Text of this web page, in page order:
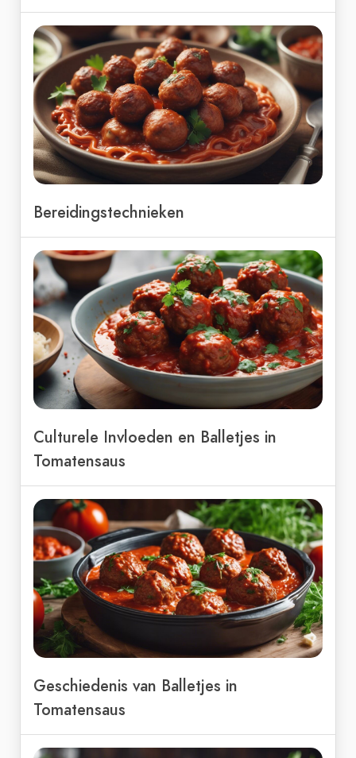
Bereidingstechnieken
Culturele Invloeden en Balletjes in
Tomatensaus
Geschiedenis van Balletjes in
Tomatensaus